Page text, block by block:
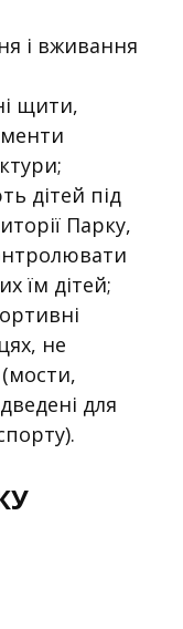
і вживання
щити,
дітей під
Парку,
їм дітей;
не
для